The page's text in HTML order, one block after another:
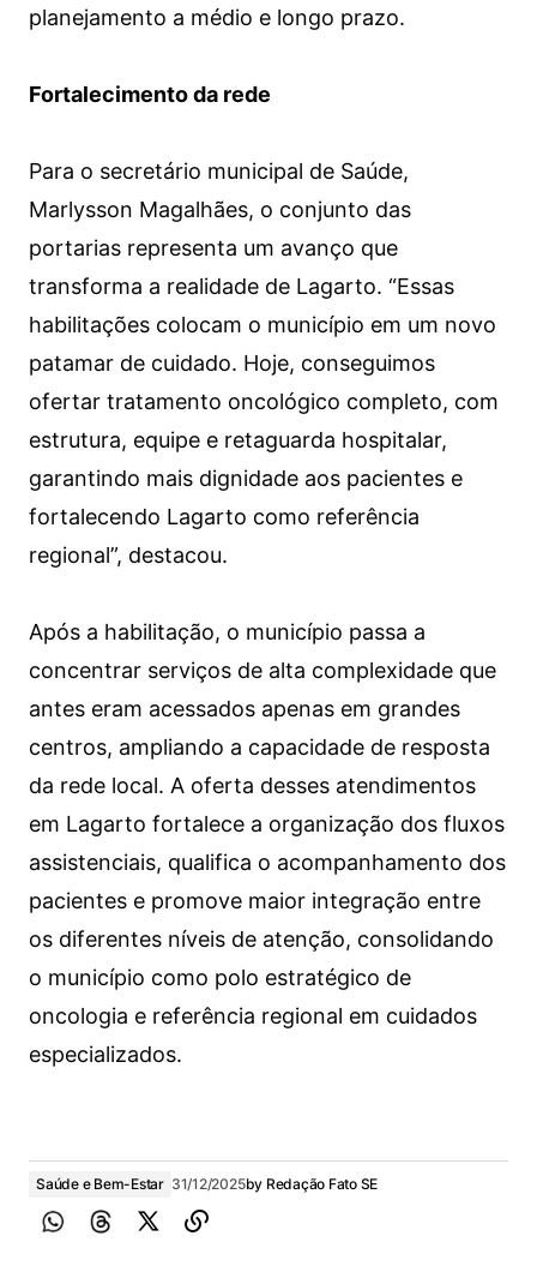
planejamento a médio e longo prazo.
Fortalecimento da rede
Para o secretário municipal de Saúde,
Marlysson Magalhães, o conjunto das
portarias representa um avanço que
transforma a realidade de Lagarto. “Essas
habilitações colocam o município em um novo
patamar de cuidado. Hoje, conseguimos
ofertar tratamento oncológico completo, com
estrutura, equipe e retaguarda hospitalar,
garantindo mais dignidade aos pacientes e
fortalecendo Lagarto como referência
regional”, destacou.
Após a habilitação, o município passa a
concentrar serviços de alta complexidade que
antes eram acessados apenas em grandes
centros, ampliando a capacidade de resposta
da rede local. A oferta desses atendimentos
em Lagarto fortalece a organização dos fluxos
assistenciais, qualifica o acompanhamento dos
pacientes e promove maior integração entre
os diferentes níveis de atenção, consolidando
o município como polo estratégico de
oncologia e referência regional em cuidados
especializados.
Saúde e Bem-Estar 31/12/2025by Redação Fato SE